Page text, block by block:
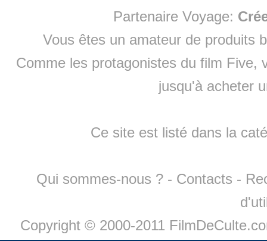
Partenaire Voyage:
Vous êtes un amateur de produits
Comme les protagonistes du film Five,
jusqu'à acheter
Ce site est listé dans la
Qui sommes-nous ? - Contacts -
Copyright © 2000-2011